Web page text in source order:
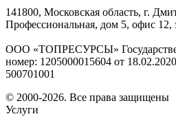
141800, Московская область, г.
Профессиональная, дом 5, офис 12,
ООО «ТОПРЕСУРСЫ»
номер: 1205000015604 от
500701001
© 2000-2026. Все права защищены
Услуги